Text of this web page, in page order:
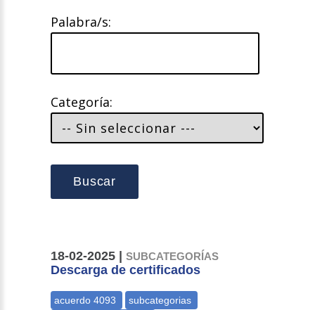
Palabra/s:
Categoría:
Buscar
18-02-2025 |SUBCATEGORÍAS
Descarga de certificados